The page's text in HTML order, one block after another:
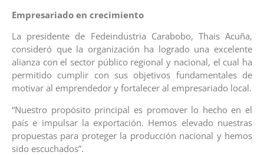
Empresariado en crecimiento
La presidente de Fedeindustria Carabobo, Thais Acuña,
consideró que la organización ha logrado una excelente
alianza con el sector público regional y nacional, el cual ha
permitido cumplir con sus objetivos fundamentales de
motivar al emprendedor y fortalecer al empresariado local.
“Nuestro propósito principal es promover lo hecho en el
país e impulsar la exportación. Hemos elevado nuestras
propuestas para proteger la producción nacional y hemos
sido escuchados”.